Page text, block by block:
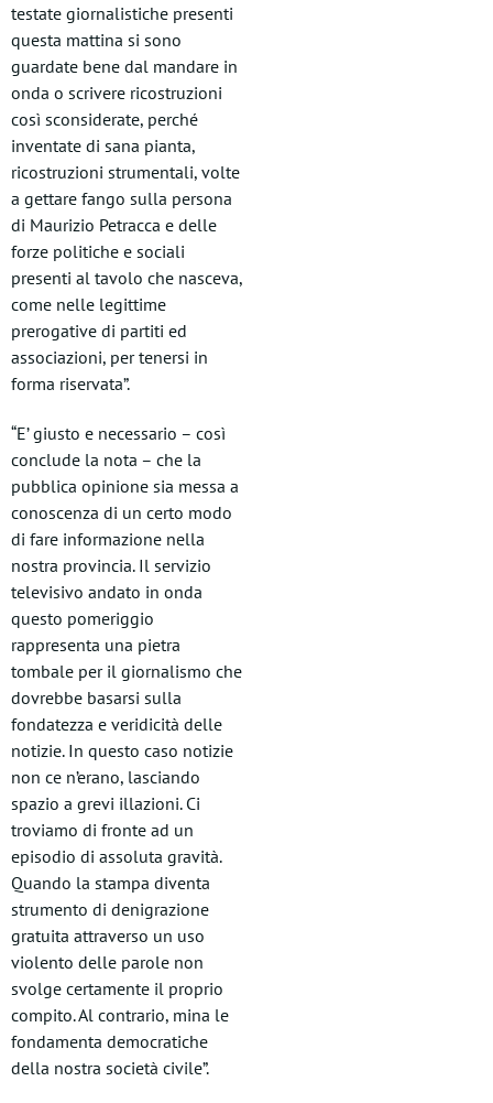
testate giornalistiche presenti
questa mattina si sono
guardate bene dal mandare in
onda o scrivere ricostruzioni
così sconsiderate, perché
inventate di sana pianta,
ricostruzioni strumentali, volte
a gettare fango sulla persona
di Maurizio Petracca e delle
forze politiche e sociali
presenti al tavolo che nasceva,
come nelle legittime
prerogative di partiti ed
associazioni, per tenersi in
forma riservata”.
“E’ giusto e necessario – così
conclude la nota – che la
pubblica opinione sia messa a
conoscenza di un certo modo
di fare informazione nella
nostra provincia. Il servizio
televisivo andato in onda
questo pomeriggio
rappresenta una pietra
tombale per il giornalismo che
dovrebbe basarsi sulla
fondatezza e veridicità delle
notizie. In questo caso notizie
non ce n’erano, lasciando
spazio a grevi illazioni. Ci
troviamo di fronte ad un
episodio di assoluta gravità.
Quando la stampa diventa
strumento di denigrazione
gratuita attraverso un uso
violento delle parole non
svolge certamente il proprio
compito. Al contrario, mina le
fondamenta democratiche
della nostra società civile”.